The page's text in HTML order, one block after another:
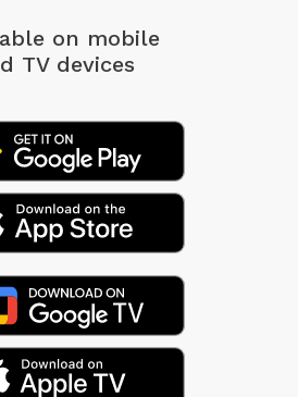
on mobile
TV devices